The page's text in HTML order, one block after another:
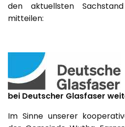
den aktuellsten
mitteilen:
bei Deutscher Glasfaser
Im Sinne unserer